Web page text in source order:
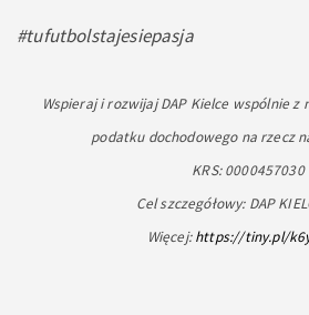
#tufutbolstajesiepasja
Wspieraj i rozwijaj DAP Kielce wspólnie z
podatku dochodowego na rzecz
KRS: 0000457030
Cel szczegółowy: DAP
Więcej:https://tiny.pl/